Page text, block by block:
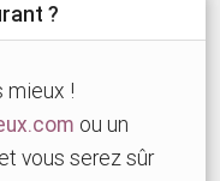
?
mieux !
ou un
vous serez sûr